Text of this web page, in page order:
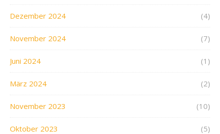
Dezember 2024 (4)
November 2024 (7)
Juni 2024 (1)
März 2024 (2)
November 2023 (10)
Oktober 2023 (5)